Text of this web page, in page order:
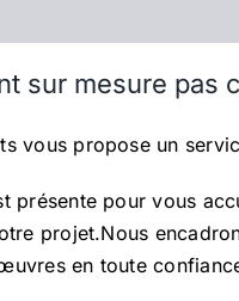
sur mesure pas
vous propose un
présente pour vous
projet.Nous
en toute